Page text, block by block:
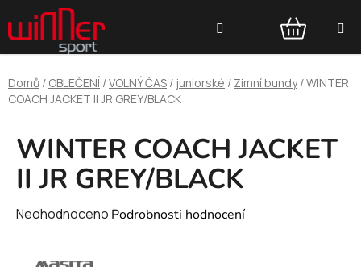
na
obsah
NÁKUPNÍ
KOŠÍK
Domů / OBLEČENÍ /VOLNÝ ČAS / juniorské / Zimní bundy /WINTER
COACH JACKET II JR GREY/BLACK
WINTER COACH JACKET
II JR GREY/BLACK
Průměrné
produktu
Neohodnoceno Podrobnosti hodnocení